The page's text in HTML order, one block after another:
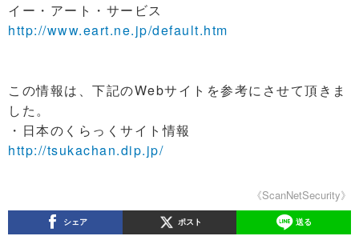
イー・アート・サービス
http://www.eart.ne.jp/default.htm
この情報は、下記のWebサイトを参考にさせて頂きま
した。
・日本のくらっくサイト情報
http://tsukachan.dip.jp/
《ScanNetSecurity》
シェア ポスト 送る